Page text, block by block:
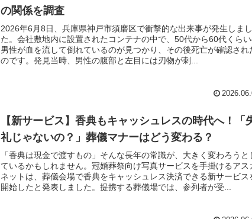
の関係を調査
2026年6月8日、兵庫県神戸市須磨区で衝撃的な出来事が発生しまし
た。会社敷地内に設置されたコンテナの中で、50代から60代くら
男性が血を流して倒れているのが見つかり、その後死亡が確認され
のです。発見当時、男性の腹部と左目には刃物が刺...
【新サービス】香典もキャッシュレスの時代へ！「
礼じゃないの？」葬儀マナーはどう変わる？
「香典は現金で渡すもの」そんな長年の常識が、大きく変わろうと
ているかもしれません。冠婚葬祭向け写真サービスを手掛けるアス
ネットは、葬儀会場で香典をキャッシュレス決済できる新サービス
開始したと発表しました。提携する葬儀場では、参列者が受...